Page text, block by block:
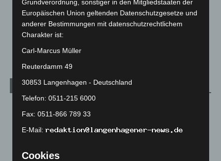
Über uns
Veranstaltungen
Archiv
Mai 2026(99)
Grundverordnung, sonstiger in den Mitgliedstaaten der
Europäischen Union geltenden Datenschutzgesetze und
anderer Bestimmungen mit datenschutzrechtlichem
Charakter ist:
Carl-Marcus Müller
Reuterdamm 49
30853 Langenhagen - Deutschland
Telefon: 0511-215 6000
Fax: 0511-866 789 33
E-Mail:
Cookies